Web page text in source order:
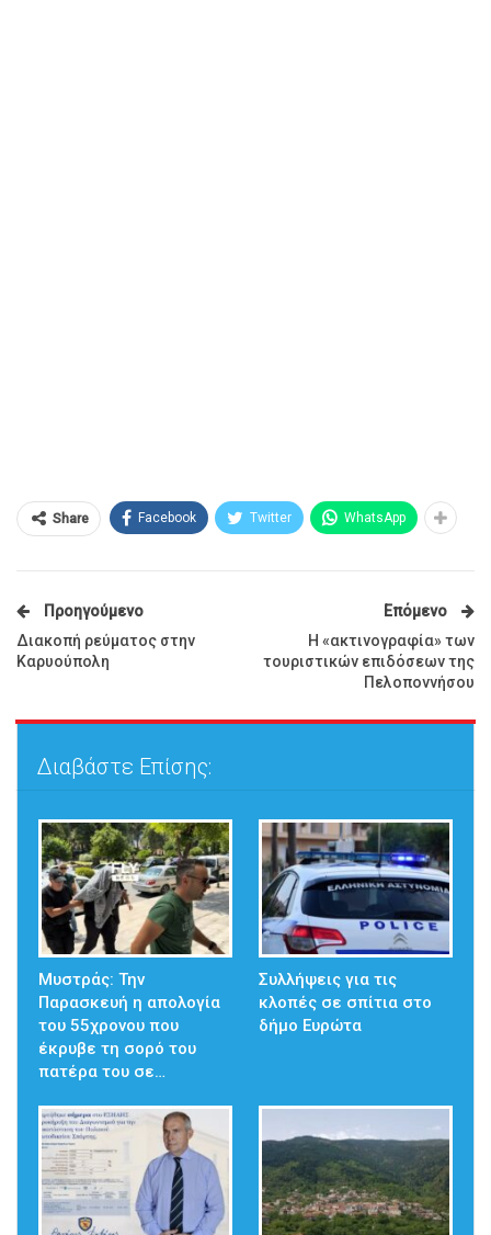
Share Facebook Twitter WhatsApp
Προηγούμενο
Διακοπή ρεύματος στην
Καρυούπολη
Επόμενο
Η «ακτινογραφία» των
τουριστικών επιδόσεων της
Πελοποννήσου
Διαβάστε Επίσης:
Μυστράς: Την
Παρασκευή η απολογία
του 55χρονου που
έκρυβε τη σορό του
πατέρα του σε…
Συλλήψεις για τις
κλοπές σε σπίτια στο
δήμο Ευρώτα